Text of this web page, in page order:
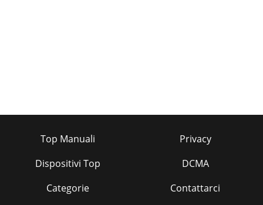
Top Manuali
Dispositivi Top
Categorie
Privacy
DCMA
Contattarci